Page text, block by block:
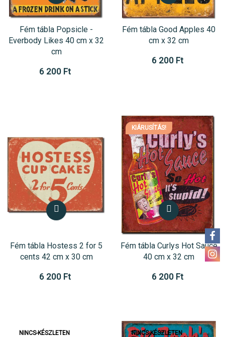
Fém tábla Popsicle -
Everbody Likes 40 cm x 32
cm
6 200 Ft
Fém tábla Good Apples 40
cm x 32 cm
6 200 Ft
Fém tábla Hostess 2 for 5
cents 42 cm x 30 cm
6 200 Ft
KIÁRUSÍTÁS!
Fém tábla Curlys Hot Sauce
40 cm x 32 cm
6 200 Ft
NINCS-KÉSZLETEN NINCS-KÉSZLETEN